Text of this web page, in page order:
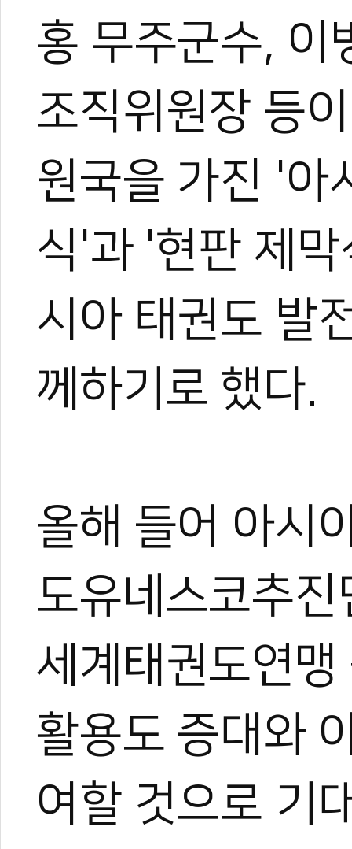
홍 무주군수, 이
조직위원장 등
원국을 가진 '아
식'과 '현판 제
시아 태권도 발
께하기로 했다.
올해 들어 아시
도유네스코추
세계태권도연
활용도 증대와
여할 것으로 기
#아시아태권도연맹 #atu #태권도원
0